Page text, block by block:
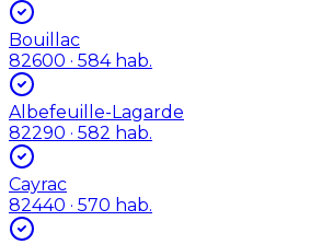
Bouillac
82600 · 584 hab.
Albefeuille-Lagarde
82290 · 582 hab.
Cayrac
82440 · 570 hab.